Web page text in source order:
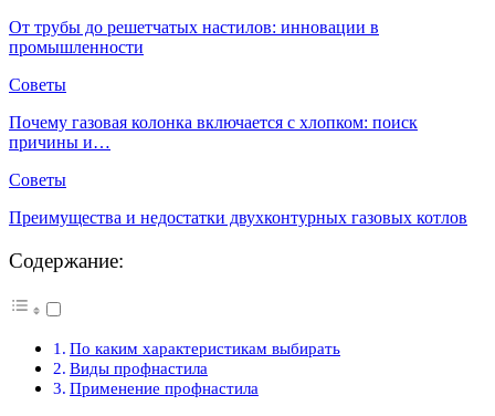
От трубы до решетчатых настилов: инновации в
промышленности
Советы
Почему газовая колонка включается с хлопком: поиск
причины и…
Советы
Преимущества и недостатки двухконтурных газовых котлов
Содержание:
По каким характеристикам выбирать
Виды профнастила
Применение профнастила